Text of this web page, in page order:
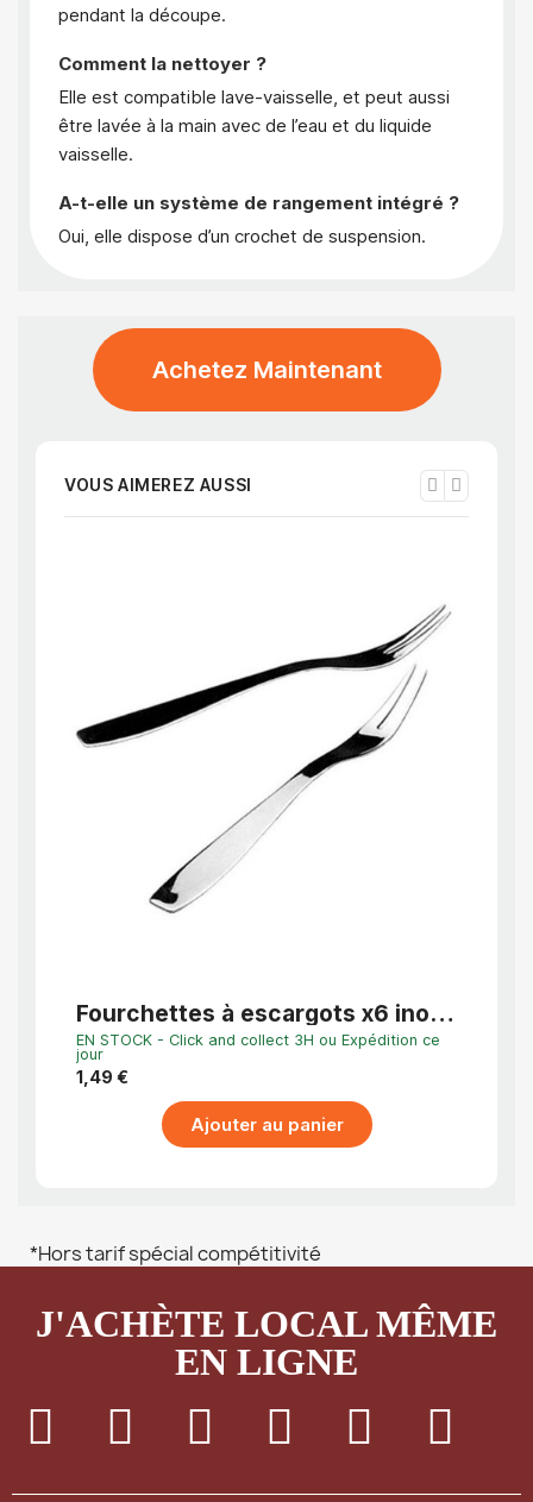
pendant la découpe.
Comment la nettoyer ?
Elle est compatible lave-vaisselle, et peut aussi
être lavée à la main avec de l’eau et du liquide
vaisselle.
A-t-elle un système de rangement intégré ?
Oui, elle dispose d’un crochet de suspension.
Achetez Maintenant
VOUS AIMEREZ AUSSI
Fourchettes à escargots x6 inox
poli – service fruits de mer
raffiné
EN STOCK - Click and collect 3H ou Expédition ce
jour
1,49 €
Ajouter au panier
*Hors tarif spécial compétitivité
J'ACHÈTE LOCAL MÊME
EN LIGNE